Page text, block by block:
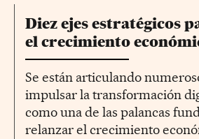
Diez ejes estratégicos
el crecimiento
Se están articulando
impulsar la transformación
como una de las palancas
relanzar el crecimiento